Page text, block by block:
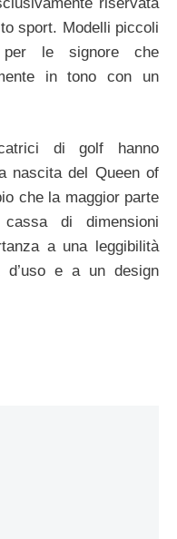
sport. Modelli piccoli
le signore che
in tono con un
di golf hanno
nascita del Queen of
che la maggior parte
di dimensioni
a una leggibilità
d’uso e a un design